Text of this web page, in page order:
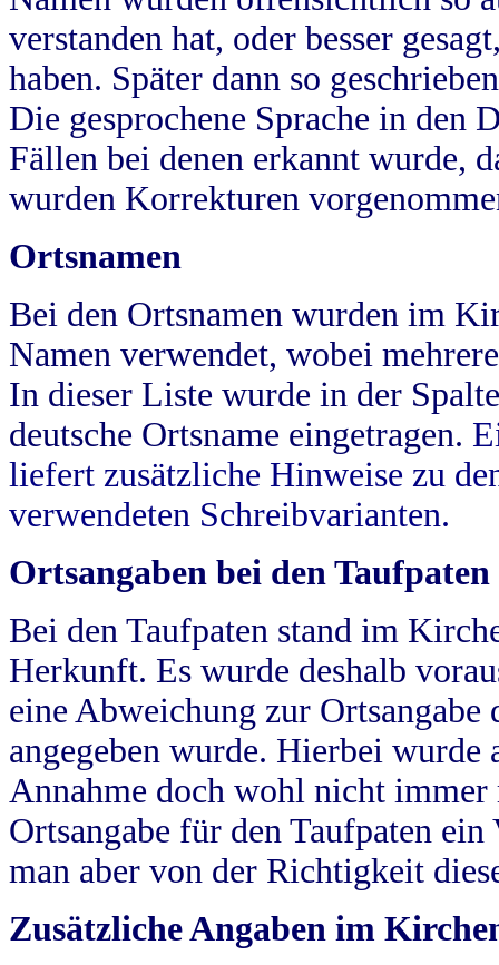
verstanden hat, oder besser
haben. Später dann so
Die gesprochene Sprache in
Fällen bei denen erkannt wurde,
wurden Korrekturen
Ortsnamen
Bei den Ortsnamen wurden im
Namen verwendet, wobei
In dieser Liste wurde in der
deutsche Ortsname eingetragen.
liefert zusätzliche Hinweise zu
verwendeten Schreibvarianten.
Ortsangaben bei den Taufpaten
Bei den Taufpaten stand im
Herkunft. Es wurde deshalb
eine Abweichung zur
angegeben wurde. Hierbei wurde
Annahme doch wohl nicht
Ortsangabe für den Taufpaten
man aber von der Richtigkeit
Zusätzliche Angaben im